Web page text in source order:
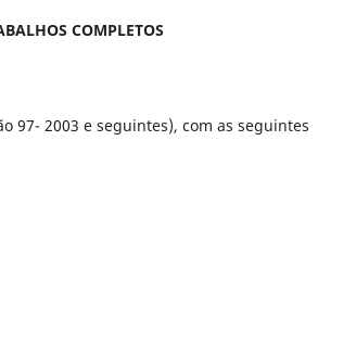
COMPLETOS
97- 2003 e seguintes), com as seguintes